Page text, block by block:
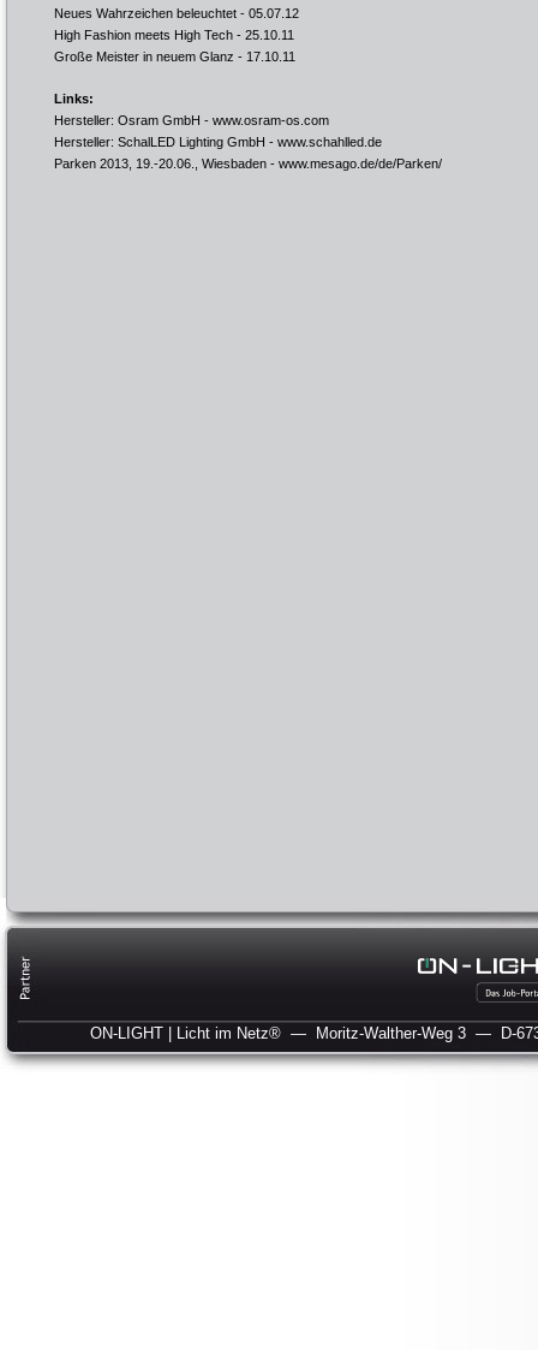
Neues Wahrzeichen beleuchtet - 05.07.12
High Fashion meets High Tech - 25.10.11
Große Meister in neuem Glanz - 17.10.11
Links:
Hersteller: Osram GmbH - www.osram-os.com
Hersteller: SchalLED Lighting GmbH - www.schahlled.de
Parken 2013, 19.-20.06., Wiesbaden - www.mesago.de/de/Parken/
ON-LIGHT | Licht im Netz® — Moritz-Walther-Weg 3 — D-